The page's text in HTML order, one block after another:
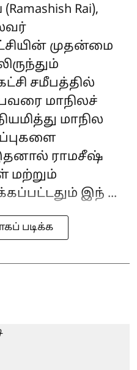
Rai),
முதன்மை
சமீபத்தில்
மாநிலச்
மாநில
ராமசீஷ்
மற்றும்
இந் ...
படிக்க